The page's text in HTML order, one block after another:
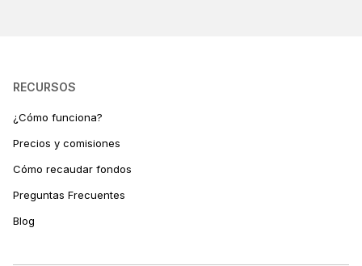
RECURSOS
¿Cómo funciona?
Precios y comisiones
Cómo recaudar fondos
Preguntas Frecuentes
Blog